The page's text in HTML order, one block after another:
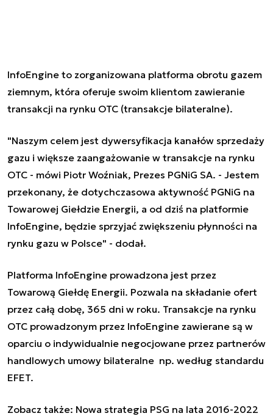
InfoEngine to zorganizowana platforma obrotu gazem
ziemnym, która oferuje swoim klientom zawieranie
transakcji na rynku OTC (transakcje bilateralne).
"Naszym celem jest dywersyfikacja kanałów sprzedaży
gazu i większe zaangażowanie w transakcje na rynku
OTC - mówi Piotr Woźniak, Prezes PGNiG SA. - Jestem
przekonany, że dotychczasowa aktywność PGNiG na
Towarowej Giełdzie Energii, a od dziś na platformie
InfoEngine, będzie sprzyjać zwiększeniu płynności na
rynku gazu w Polsce" - dodał.
Platforma InfoEngine prowadzona jest przez
Towarową Giełdę Energii. Pozwala na składanie ofert
przez całą dobę, 365 dni w roku. Transakcje na rynku
OTC prowadzonym przez InfoEngine zawierane są w
oparciu o indywidualnie negocjowane przez partnerów
handlowych umowy bilateralne np. według standardu
EFET.
Zobacz także: Nowa strategia PSG na lata 2016-2022